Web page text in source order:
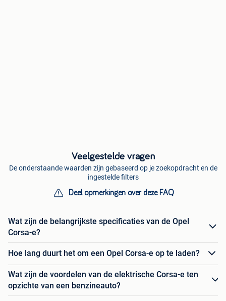
Veelgestelde vragen
De onderstaande waarden zijn gebaseerd op je zoekopdracht en de
ingestelde filters
Deel opmerkingen over deze FAQ
Wat zijn de belangrijkste specificaties van de Opel
Corsa-e?
Hoe lang duurt het om een Opel Corsa-e op te laden?
Wat zijn de voordelen van de elektrische Corsa-e ten
opzichte van een benzineauto?